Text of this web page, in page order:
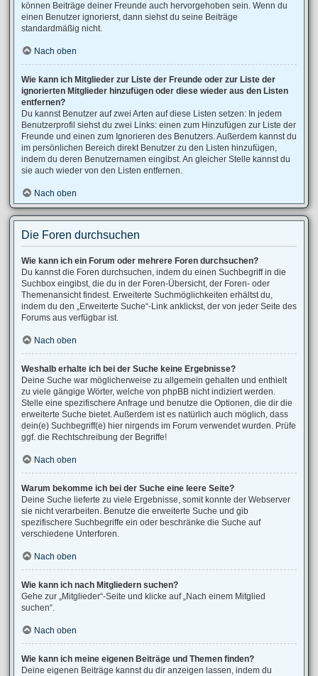
können Beiträge deiner Freunde auch hervorgehoben sein. Wenn du
einen Benutzer ignorierst, dann siehst du seine Beiträge
standardmäßig nicht.
Nach oben
Wie kann ich Mitglieder zur Liste der Freunde oder zur Liste der
ignorierten Mitglieder hinzufügen oder diese wieder aus den Listen
entfernen?
Du kannst Benutzer auf zwei Arten auf diese Listen setzen: In jedem
Benutzerprofil siehst du zwei Links: einen zum Hinzufügen zur Liste der
Freunde und einen zum Ignorieren des Benutzers. Außerdem kannst du
im persönlichen Bereich direkt Benutzer zu den Listen hinzufügen,
indem du deren Benutzernamen eingibst. An gleicher Stelle kannst du
sie auch wieder von den Listen entfernen.
Nach oben
Die Foren durchsuchen
Wie kann ich ein Forum oder mehrere Foren durchsuchen?
Du kannst die Foren durchsuchen, indem du einen Suchbegriff in die
Suchbox eingibst, die du in der Foren-Übersicht, der Foren- oder
Themenansicht findest. Erweiterte Suchmöglichkeiten erhältst du,
indem du den „Erweiterte Suche“-Link anklickst, der von jeder Seite des
Forums aus verfügbar ist.
Nach oben
Weshalb erhalte ich bei der Suche keine Ergebnisse?
Deine Suche war möglicherweise zu allgemein gehalten und enthielt
zu viele gängige Wörter, welche von phpBB nicht indiziert werden.
Stelle eine spezifischere Anfrage und benutze die Optionen, die dir die
erweiterte Suche bietet. Außerdem ist es natürlich auch möglich, dass
dein(e) Suchbegriff(e) hier nirgends im Forum verwendet wurden. Prüfe
ggf. die Rechtschreibung der Begriffe!
Nach oben
Warum bekomme ich bei der Suche eine leere Seite?
Deine Suche lieferte zu viele Ergebnisse, somit konnte der Webserver
sie nicht verarbeiten. Benutze die erweiterte Suche und gib
spezifischere Suchbegriffe ein oder beschränke die Suche auf
verschiedene Unterforen.
Nach oben
Wie kann ich nach Mitgliedern suchen?
Gehe zur „Mitglieder“-Seite und klicke auf „Nach einem Mitglied
suchen“.
Nach oben
Wie kann ich meine eigenen Beiträge und Themen finden?
Deine eigenen Beiträge kannst du dir anzeigen lassen, indem du